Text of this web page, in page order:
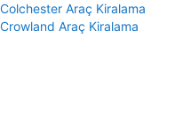
Colchester Araç Kiralama
Crowland Araç Kiralama